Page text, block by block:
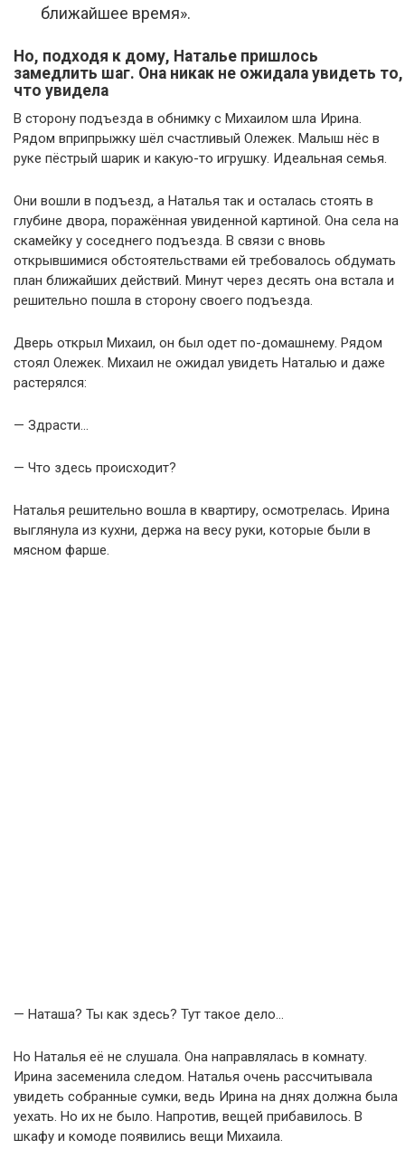
ближайшее время».
Но, подходя к дому, Наталье пришлось
замедлить шаг. Она никак не ожидала увидеть то,
что увидела
В сторону подъезда в обнимку с Михаилом шла Ирина.
Рядом вприпрыжку шёл счастливый Олежек. Малыш нёс в
руке пёстрый шарик и какую-то игрушку. Идеальная семья.
Они вошли в подъезд, а Наталья так и осталась стоять в
глубине двора, поражённая увиденной картиной. Она села на
скамейку у соседнего подъезда. В связи с вновь
открывшимися обстоятельствами ей требовалось обдумать
план ближайших действий. Минут через десять она встала и
решительно пошла в сторону своего подъезда.
Дверь открыл Михаил, он был одет по-домашнему. Рядом
стоял Олежек. Михаил не ожидал увидеть Наталью и даже
растерялся:
— Здрасти…
— Что здесь происходит?
Наталья решительно вошла в квартиру, осмотрелась. Ирина
выглянула из кухни, держа на весу руки, которые были в
мясном фарше.
— Наташа? Ты как здесь? Тут такое дело…
Но Наталья её не слушала. Она направлялась в комнату.
Ирина засеменила следом. Наталья очень рассчитывала
увидеть собранные сумки, ведь Ирина на днях должна была
уехать. Но их не было. Напротив, вещей прибавилось. В
шкафу и комоде появились вещи Михаила.